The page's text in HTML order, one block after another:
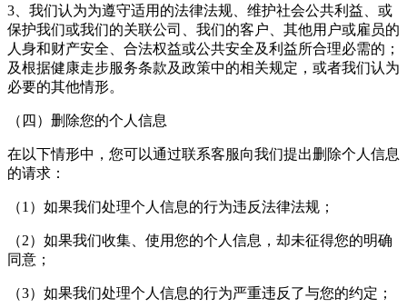
3、我们认为为遵守适用的法律法规、维护社会公共利益、或
保护我们或我们的关联公司、我们的客户、其他用户或雇员的
人身和财产安全、合法权益或公共安全及利益所合理必需的；
及根据健康走步服务条款及政策中的相关规定，或者我们认为
必要的其他情形。
（四）删除您的个人信息
在以下情形中，您可以通过联系客服向我们提出删除个人信息
的请求：
（1）如果我们处理个人信息的行为违反法律法规；
（2）如果我们收集、使用您的个人信息，却未征得您的明确
同意；
（3）如果我们处理个人信息的行为严重违反了与您的约定；